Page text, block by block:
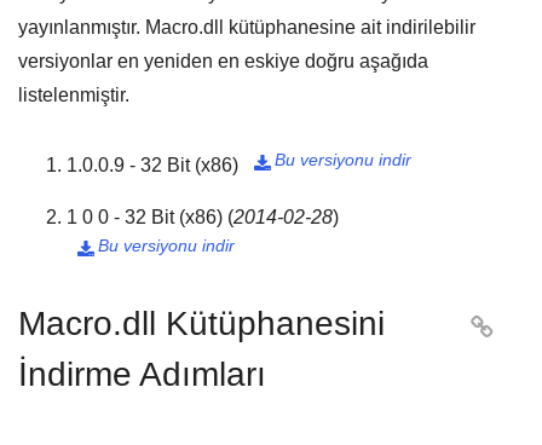
yayınlanmıştır. Macro.dll kütüphanesine ait indirilebilir
versiyonlar en yeniden en eskiye doğru aşağıda
listelenmiştir.
1.0.0.9 - 32 Bit (x86) Bu versiyonu indir

1 0 0 - 32 Bit (x86) (2014-02-28)
Bu versiyonu indir

Macro.dll Kütüphanesini
İndirme Adımları
